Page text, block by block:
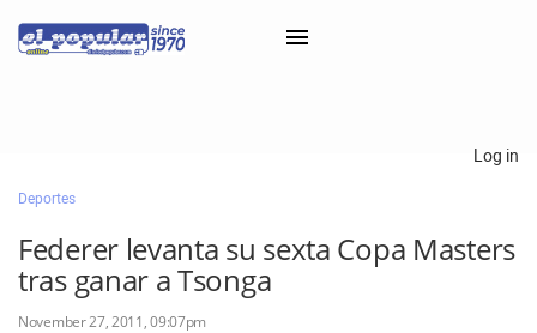
Classifieds
Categorías
Iniciar sesión con Clascal
Log in
Deportes
Federer levanta su sexta Copa Masters
tras ganar a Tsonga
November 27, 2011, 09:07pm